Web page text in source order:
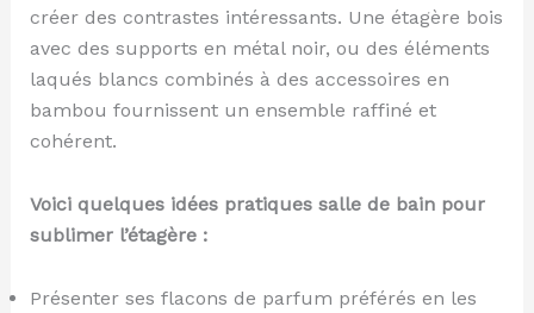
créer des contrastes intéressants. Une étagère bois
avec des supports en métal noir, ou des éléments
laqués blancs combinés à des accessoires en
bambou fournissent un ensemble raffiné et
cohérent.
Voici quelques idées pratiques salle de bain pour
sublimer l’étagère :
Présenter ses flacons de parfum préférés en les